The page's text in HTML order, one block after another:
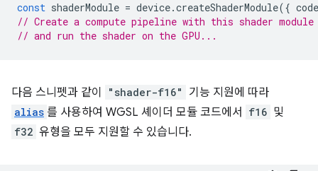
const shaderModule = device.createShaderModule({ code
// Create a compute pipeline with this shader module
// and run the shader on the GPU...
다음 스니펫과 같이 "shader-f16" 기능 지원에 따라
alias 를 사용하여 WGSL 셰이더 모듈 코드에서 f16 및
f32 유형을 모두 지원할 수 있습니다.